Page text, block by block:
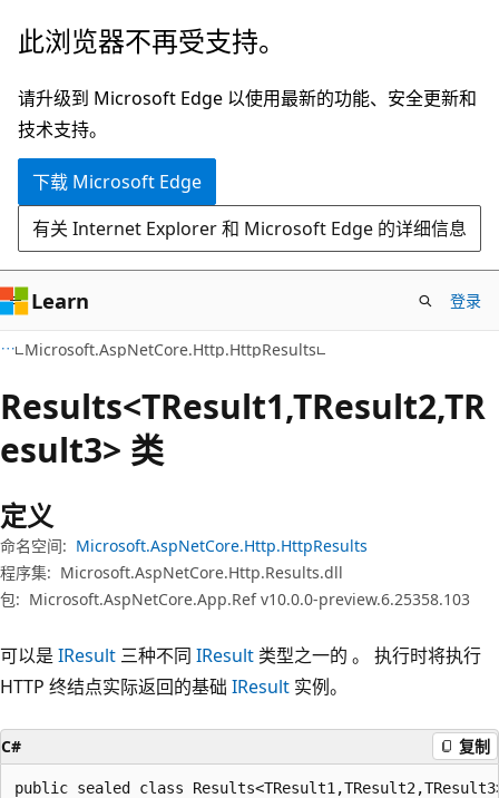
跳
主
要
内
跳
页
内
导
此浏览器不再受支持。
请升级到 Microsoft Edge 以使用最新的功能、安全更新和
技术支持。
下载 Microsoft Edge
有关 Internet Explorer 和 Microsoft Edge 的详细信息
Learn 登录
Microsoft.AspNetCore.Http.HttpResults
Results<TResult1,TResult2,TR
esult3> 类
定义
命名空间: Microsoft.AspNetCore.Http.HttpResults
程序集: Microsoft.AspNetCore.Http.Results.dll
包: Microsoft.AspNetCore.App.Ref v10.0.0-preview.6.25358.103
可以是 IResult 三种不同 IResult 类型之一的 。 执行时将执行
HTTP 终结点实际返回的基础 IResult 实例。
C# 复制
public sealed class